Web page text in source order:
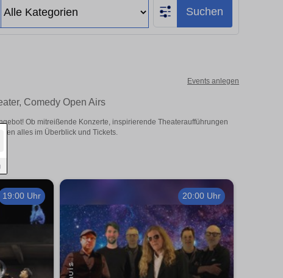
Suchen
Events anlegen
Comedy Open Airs
Ob mitreißende Konzerte, inspirierende Theateraufführungen
alles im Überblick und Tickets.
19:00 Uhr 20:00 Uhr